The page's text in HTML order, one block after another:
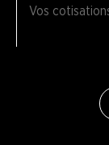
Vos